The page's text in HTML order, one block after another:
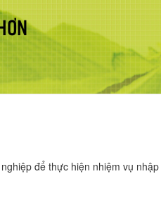
để thực hiện nhiệm vụ